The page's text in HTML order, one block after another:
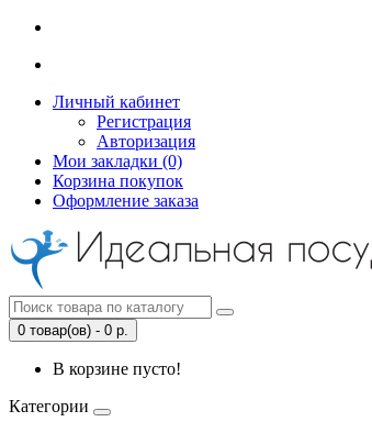
Личный кабинет
Регистрация
Авторизация
Мои закладки (0)
Корзина покупок
Оформление заказа
0 товар(ов) - 0 р.
В корзине пусто!
Категории